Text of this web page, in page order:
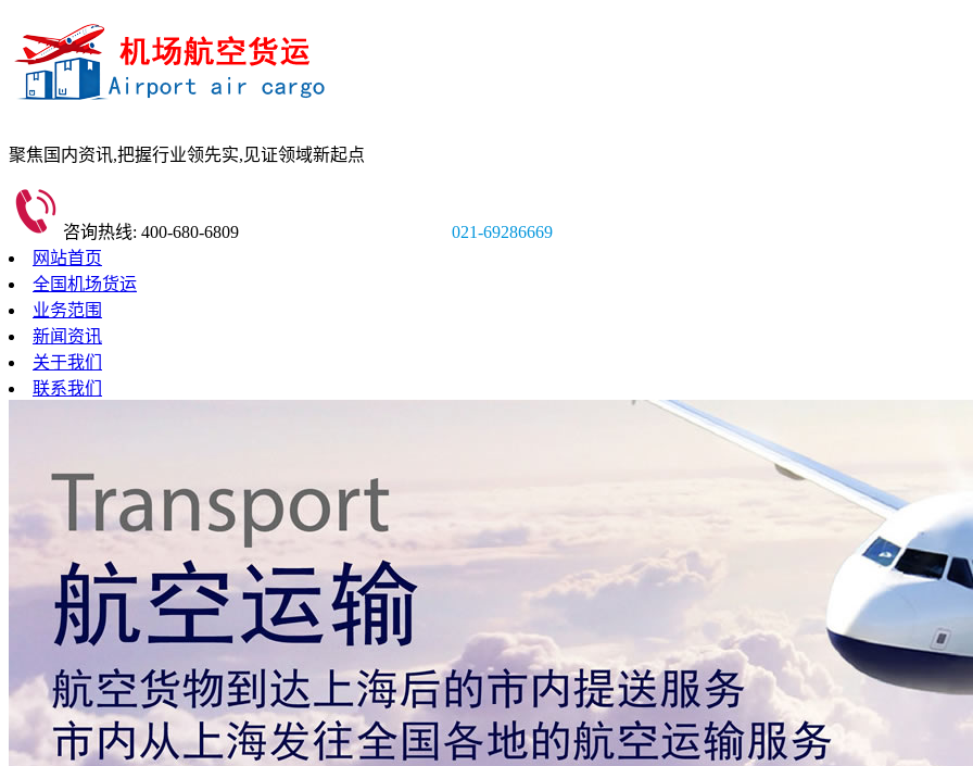
聚焦国内资讯,把握行业领先实,见证领域新起点
咨询热线: 400-680-6809
021-69286669
网站首页
全国机场货运
业务范围
新闻资讯
关于我们
联系我们